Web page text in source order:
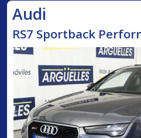
Audi
RS7 Sportback